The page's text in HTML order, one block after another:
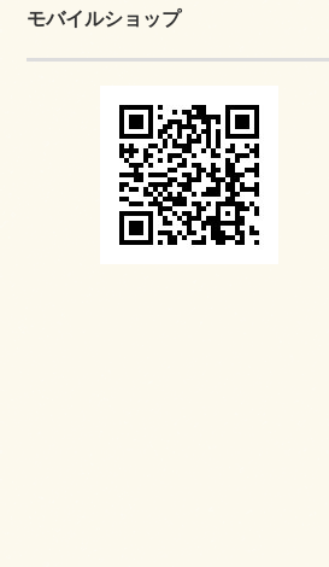
モバイルショップ